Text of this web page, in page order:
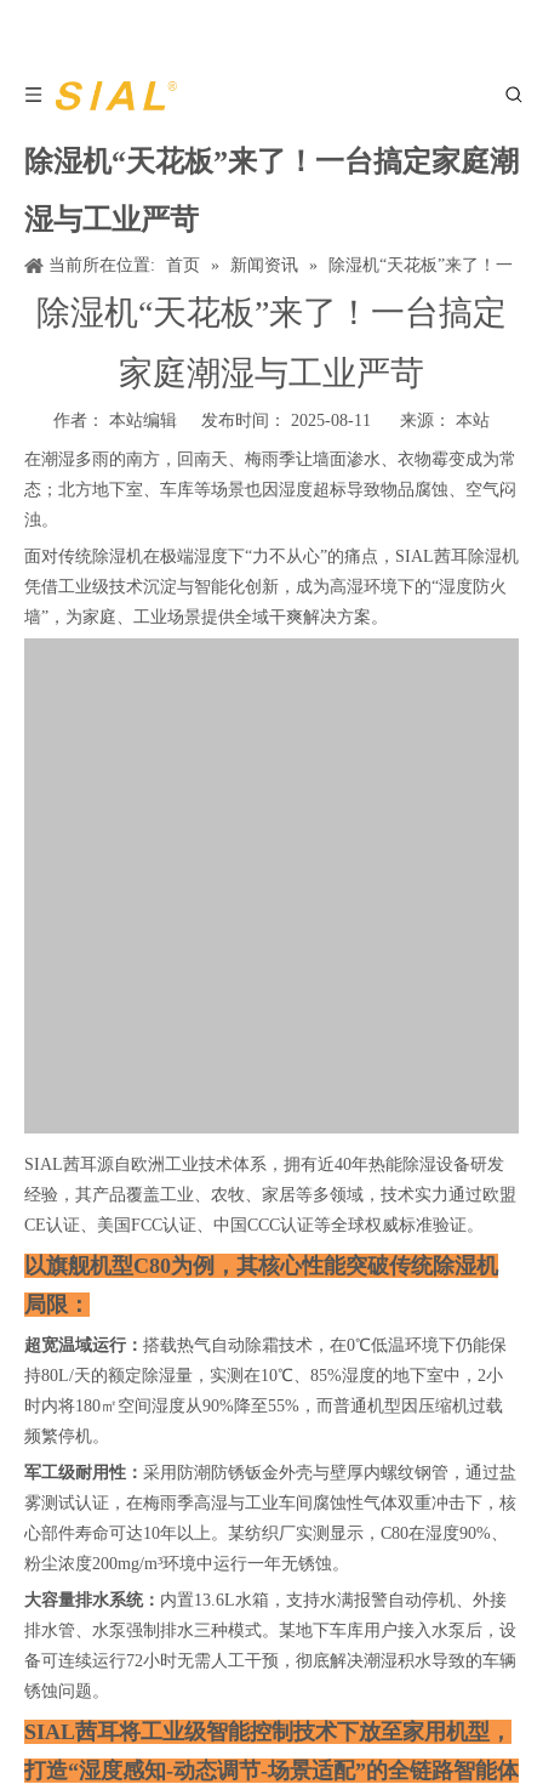
除湿机“天花板”来了！一台搞定家庭潮
湿与工业严苛
当前所在位置: 首页 » 新闻资讯 »
除湿机“天花板”来了！一
台搞定家庭潮湿与工业严苛
除湿机“天花板”来了！一台搞定
家庭潮湿与工业严苛
作者： 本站编辑 发布时间： 2025-08-11 来源： 本站
在潮湿多雨的南方，回南天、梅雨季让墙面渗水、衣物霉变成为常
态；北方地下室、车库等场景也因湿度超标导致物品腐蚀、空气闷
浊。
面对传统除湿机在极端湿度下“力不从心”的痛点，SIAL茜耳除湿机
凭借工业级技术沉淀与智能化创新，成为高湿环境下的“湿度防火
墙”，为家庭、工业场景提供全域干爽解决方案。
SIAL茜耳源自欧洲工业技术体系，拥有近40年热能除湿设备研发
经验，其产品覆盖工业、农牧、家居等多领域，技术实力通过欧盟
CE认证、美国FCC认证、中国CCC认证等全球权威标准验证。
以旗舰机型C80为例，其核心性能突破传统除湿机
局限：
超宽温域运行： 搭载热气自动除霜技术，在0℃低温环境下仍能保
持80L/天的额定除湿量，实测在10℃、85%湿度的地下室中，2小
时内将180㎡空间湿度从90%降至55%，而普通机型因压缩机过载
频繁停机。
军工级耐用性： 采用防潮防锈钣金外壳与壁厚内螺纹钢管，通过盐
雾测试认证，在梅雨季高湿与工业车间腐蚀性气体双重冲击下，核
心部件寿命可达10年以上。某纺织厂实测显示，C80在湿度90%、
粉尘浓度200mg/m³环境中运行一年无锈蚀。
大容量排水系统： 内置13.6L水箱，支持水满报警自动停机、外接
排水管、水泵强制排水三种模式。某地下车库用户接入水泵后，设
备可连续运行72小时无需人工干预，彻底解决潮湿积水导致的车辆
锈蚀问题。
SIAL茜耳将工业级智能控制技术下放至家用机型，
打造“湿度感知-动态调节-场景适配”的全链路智能体